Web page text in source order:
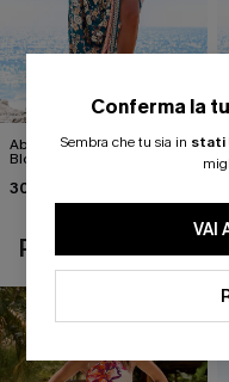
Abito lungo floreale "Spring
Blooms"
30,00 €
POTREBBE
Conferma la
Sembra che tu sia in stati
VAI